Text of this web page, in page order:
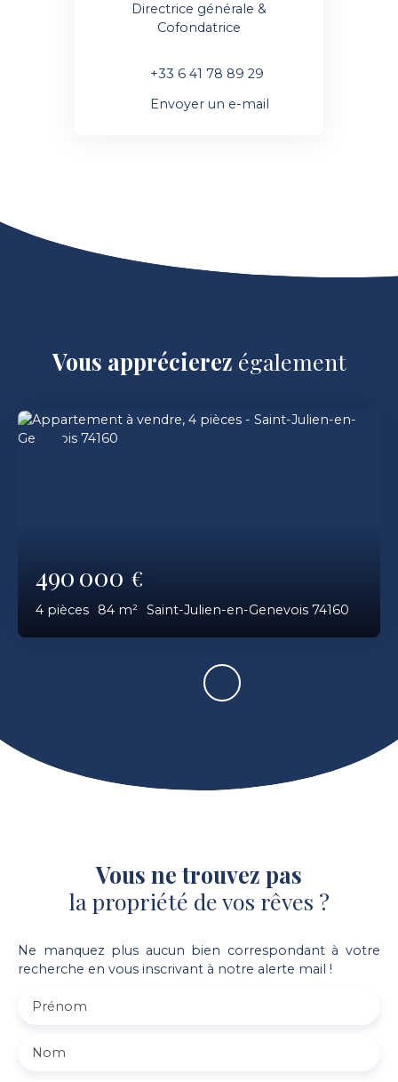
Directrice générale &
Cofondatrice
+33 6 41 78 89 29
Envoyer un e-mail
Vous apprécierez également
490 000 €
4 pièces 84 m² Saint-Julien-en-Genevois 74160
Vous ne trouvez pas
la propriété de vos rêves ?
Ne manquez plus aucun bien correspondant à votre
recherche en vous inscrivant à notre alerte mail !
Prénom
Nom